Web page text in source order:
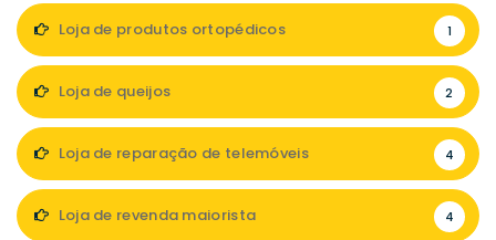
Loja de produtos ortopédicos 1
Loja de queijos 2
Loja de reparação de telemóveis 4
Loja de revenda maiorista 4